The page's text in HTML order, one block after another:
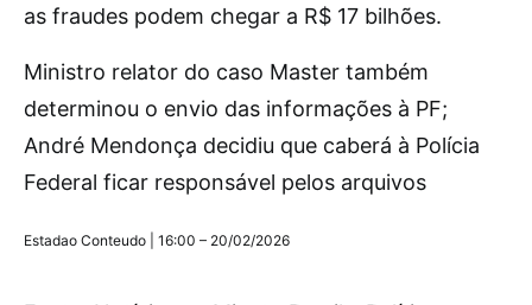
as fraudes podem chegar a R$ 17 bilhões.
Ministro relator do caso Master também
determinou o envio das informações à PF;
André Mendonça decidiu que caberá à Polícia
Federal ficar responsável pelos arquivos
Estadao Conteudo | 16:00 – 20/02/2026